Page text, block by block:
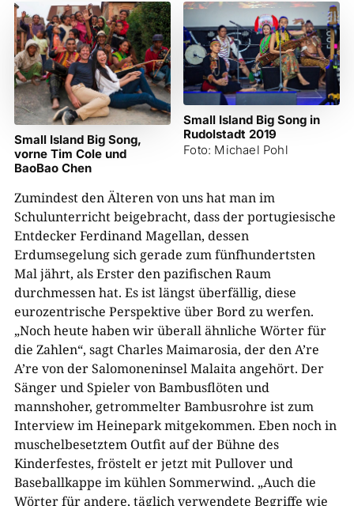
Small Island Big Song,
vorne Tim Cole und
BaoBao Chen
Small Island Big Song in
Rudolstadt 2019
Foto: Michael Pohl
Zumindest den Älteren von uns hat man im
Schulunterricht beigebracht, dass der portugiesische
Entdecker Ferdinand Magellan, dessen
Erdumsegelung sich gerade zum fünfhundertsten
Mal jährt, als Erster den pazifischen Raum
durchmessen hat. Es ist längst überfällig, diese
eurozentrische Perspektive über Bord zu werfen.
„Noch heute haben wir überall ähnliche Wörter für
die Zahlen“, sagt Charles Maimarosia, der den A’re
A’re von der Salomoneninsel Malaita angehört. Der
Sänger und Spieler von Bambusflöten und
mannshoher, getrommelter Bambusrohre ist zum
Interview im Heinepark mitgekommen. Eben noch in
muschelbesetztem Outfit auf der Bühne des
Kinderfestes, fröstelt er jetzt mit Pullover und
Baseballkappe im kühlen Sommerwind. „Auch die
Wörter für andere, täglich verwendete Begriffe wie